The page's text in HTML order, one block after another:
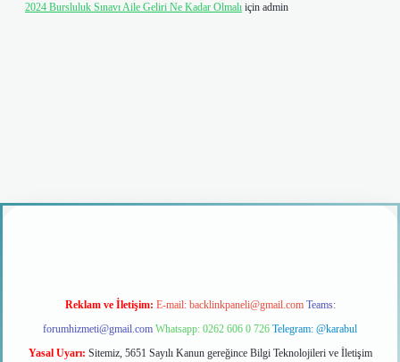
2024 Bursluluk Sınavı Aile Geliri Ne Kadar Olmalı için admin
giriş
Reklam ve İletişim: E-mail: backlinkpaneli@gmail.com Teams:
forumhizmeti@gmail.com Whatsapp: 0262 606 0 726 Telegram: @karabul
Yasal Uyarı: Sitemiz, 5651 Sayılı Kanun gereğince Bilgi Teknolojileri ve İletişim